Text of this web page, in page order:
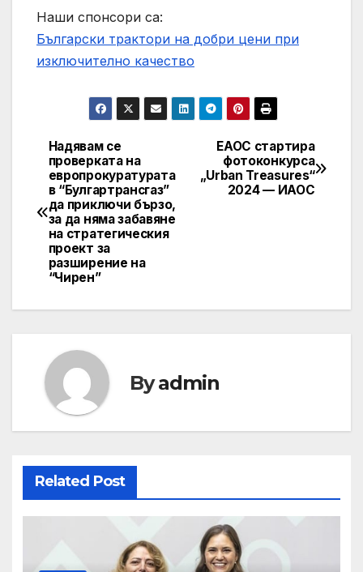
Наши спонсори са:
Български трактори на добри цени при
изключително качество
Post
navigation
ЕАОС стартира
фотоконкурса
„Urban Treasures“
2024 — ИАОС
Надявам се
проверката на
европрокуратурата
в “Булгартрансгаз”
да приключи бързо,
за да няма забавяне
на стратегическия
проект за
разширение на
“Чирен”
Byadmin
Related Post